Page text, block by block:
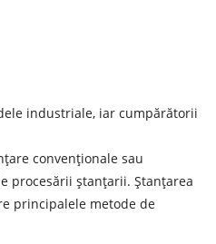
industriale, iar cumpărătorii
convenționale sau
procesării ștanțarii. Ștanțarea
principalele metode de